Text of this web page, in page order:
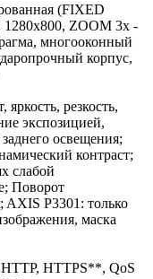
(FIXED
1280х800, ZOOM 3x -
многооконный
корпус,
резкость,
экспозицией,
освещения;
контраст;
слабой
Поворот
AXIS P3301: только
маска
HTTPS**, QoS